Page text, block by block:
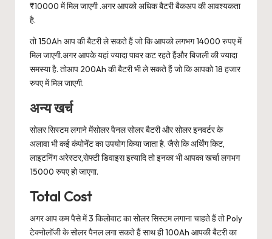
₹10000 में मिल जाएगी .अगर आपको अधिक बैटरी बैकअप की आवश्यकता
है.
तो 150Ah आप की बैटरी ले सकते हैं जो कि आपको लगभग 14000 रुपए में
मिल जाएगी.अगर आपके यहां ज्यादा पावर कट रहते हैंऔर बिजली की ज्यादा
समस्या है. तोआप 200Ah की बैटरी भी ले सकते हैं जो कि आपको 18 हजार
रुपए में मिल जाएगी.
अन्य खर्च
सोलर सिस्टम लगाने मेंसोलर पैनल सोलर बैटरी और सोलर इनवर्टर के
अलावा भी कई कंपोनेंट का उपयोग किया जाता है. जैसे कि अर्थिंग किट,
लाइटनिंग अरेस्टर,सेफ्टी डिवाइस इत्यादि तो इनका भी आपका खर्चा लगभग
15000 रुपए हो जाएगा.
Total Cost
अगर आप कम पैसे में 3 किलोवाट का सोलर सिस्टम लगाना चाहते हैं तो Poly
टेक्नोलॉजी के सोलर पैनल लगा सकते हैं साथ ही 100Ah आपकी बैटरी का